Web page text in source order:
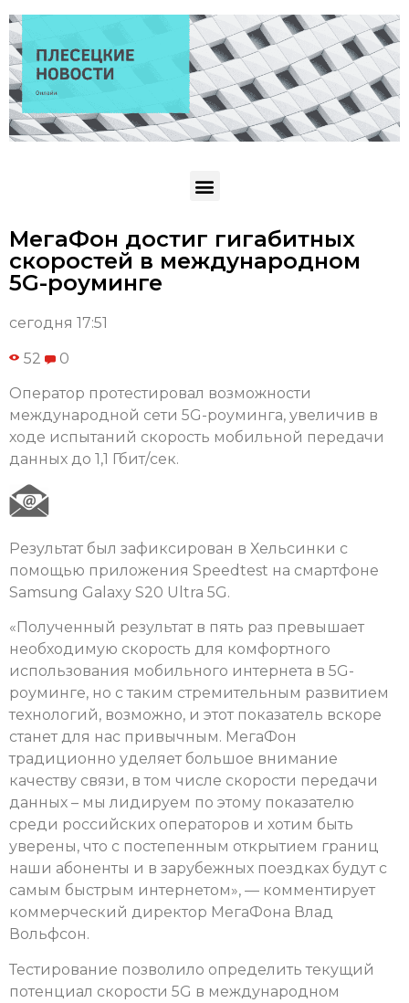
МегаФон достиг гигабитных
скоростей в международном
5G-роуминге
сегодня 17:51
52 0
Оператор протестировал возможности
международной сети 5G-роуминга, увеличив в
ходе испытаний скорость мобильной передачи
данных до 1,1 Гбит/сек.
Результат был зафиксирован в Хельсинки с
помощью приложения Speedtest на смартфоне
Samsung Galaxy S20 Ultra 5G.
«Полученный результат в пять раз превышает
необходимую скорость для комфортного
использования мобильного интернета в 5G-
роуминге, но с таким стремительным развитием
технологий, возможно, и этот показатель вскоре
станет для нас привычным. МегаФон
традиционно уделяет большое внимание
качеству связи, в том числе скорости передачи
данных – мы лидируем по этому показателю
среди российских операторов и хотим быть
уверены, что с постепенным открытием границ
наши абоненты и в зарубежных поездках будут с
самым быстрым интернетом», — комментирует
коммерческий директор МегаФона Влад
Вольфсон.
Тестирование позволило определить текущий
потенциал скорости 5G в международном